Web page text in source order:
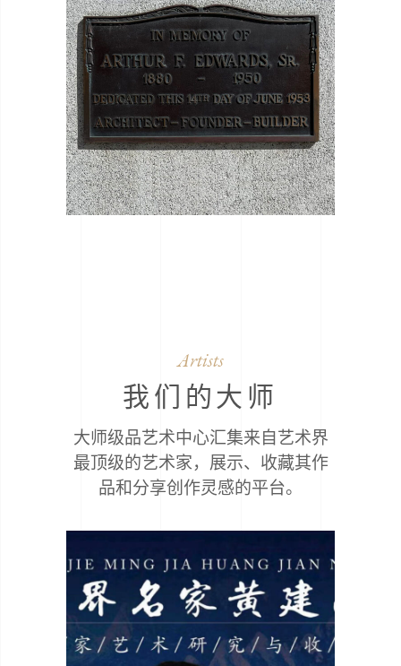
Artists
我们的大师
大师级品艺术中心汇集来自艺术界
最顶级的艺术家，展示、收藏其作
品和分享创作灵感的平台。